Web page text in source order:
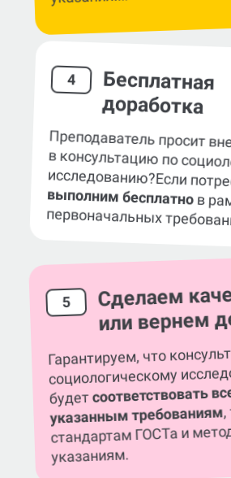
4 Бесплатная
доработка
Преподаватель просит
в консультацию по
исследованию?Если
выполним бесплатнов
первоначальных
5 Сделаем
или вернем
Гарантируем, что
cоциологическому
будетсоответствовать
указанным требованиям,
стандартам ГОСТа и
указаниям.